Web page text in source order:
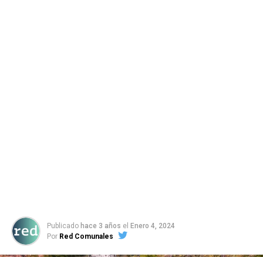
Publicado hace 3 años el Enero 4, 2024
Por Red Comunales